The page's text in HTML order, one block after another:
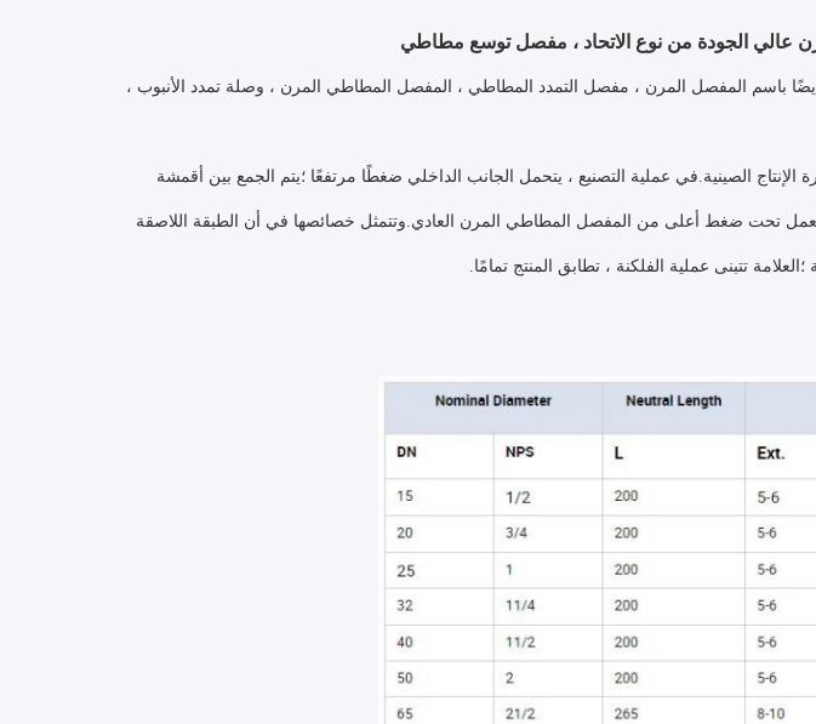
عالي الجودة من نوع الاتحاد ، مفصل توسع مطاطي
باسم المفصل المرن ، مفصل التمدد المطاطي ، المفصل المطاطي المرن ، وصلة تمدد الأنبوب ،
الإنتاج الصينية.في عملية التصنيع ، يتحمل الجانب الداخلي ضغطًا مرتفعًا ؛يتم الجمع بين أقمشة
تحت ضغط أعلى من المفصل المطاطي المرن العادي.وتتمثل خصائصها في أن الطبقة اللاصقة
تتبنى عملية الفلكنة ، تطابق المنتج تمامًا.